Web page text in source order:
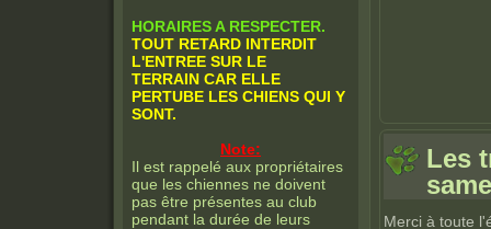
HORAIRES A RESPECTER.
TOUT RETARD INTERDIT
L'ENTREE SUR LE
TERRAIN CAR ELLE
PERTUBE LES CHIENS QUI Y
SONT.
Note:
Il est rappelé aux propriétaires
que les chiennes ne doivent
pas être présentes au club
pendant la durée de leurs
Les
Merci à toute